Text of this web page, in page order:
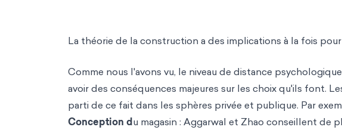
La théorie de la construction a des implications à la fois
Comme nous l'avons vu, le niveau de distance
avoir des conséquences majeures sur les choix qu'ils font.
parti de ce fait dans les sphères privée et publique. Par
Conception du magasin : Aggarwal et Zhao conseillent de